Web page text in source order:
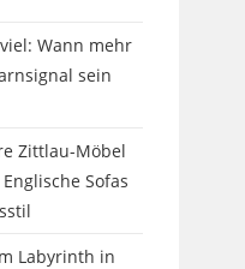
Wann mehr
sein
Zittlau-Möbel
Sofas
Labyrinth in